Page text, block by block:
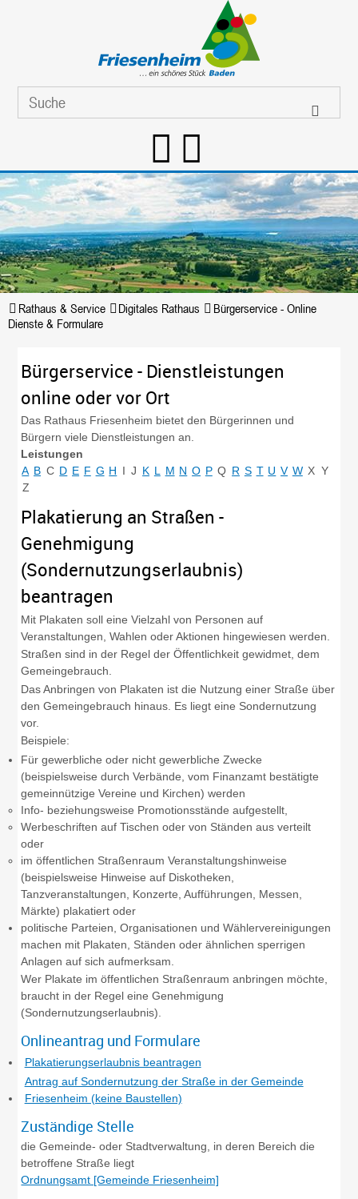
Rathaus & Service Digitales Rathaus
Bürgerservice - Online
Dienste & Formulare
Bürgerservice - Dienstleistungen
online oder vor Ort
Das Rathaus Friesenheim bietet den Bürgerinnen und
Bürgern viele Dienstleistungen an.
Leistungen
A B C D E F G H I J K L M N O P Q R S T U V W X Y
Z
Plakatierung an Straßen -
Genehmigung
(Sondernutzungserlaubnis)
beantragen
Mit Plakaten soll eine Vielzahl von Personen auf
Veranstaltungen, Wahlen oder Aktionen hingewiesen werden.
Straßen sind in der Regel der Öffentlichkeit gewidmet, dem
Gemeingebrauch.
Das Anbringen von Plakaten ist die Nutzung einer Straße über
den Gemeingebrauch hinaus. Es liegt eine Sondernutzung
vor.
Beispiele:
Für gewerbliche oder nicht gewerbliche Zwecke
(beispielsweise durch Verbände, vom Finanzamt bestätigte
gemeinnützige Vereine und Kirchen) werden
Info- beziehungsweise Promotionsstände aufgestellt,
Werbeschriften auf Tischen oder von Ständen aus verteilt
oder
im öffentlichen Straßenraum Veranstaltungshinweise
(beispielsweise Hinweise auf Diskotheken,
Tanzveranstaltungen, Konzerte, Aufführungen, Messen,
Märkte) plakatiert oder
politische Parteien, Organisationen und Wählervereinigungen
machen mit Plakaten, Ständen oder ähnlichen sperrigen
Anlagen auf sich aufmerksam.
Wer Plakate im öffentlichen Straßenraum anbringen möchte,
braucht in der Regel eine Genehmigung
(Sondernutzungserlaubnis).
Onlineantrag und Formulare
Plakatierungserlaubnis beantragen
Antrag auf Sondernutzung der Straße in der Gemeinde
Friesenheim (keine Baustellen)
Zuständige Stelle
die Gemeinde- oder Stadtverwaltung, in deren Bereich die
betroffene Straße liegt
Ordnungsamt [Gemeinde Friesenheim]